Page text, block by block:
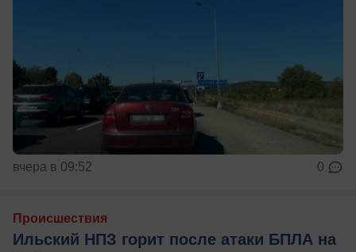
вчера в 09:52 0
Происшествия
Ильский НПЗ горит после атаки БПЛА на